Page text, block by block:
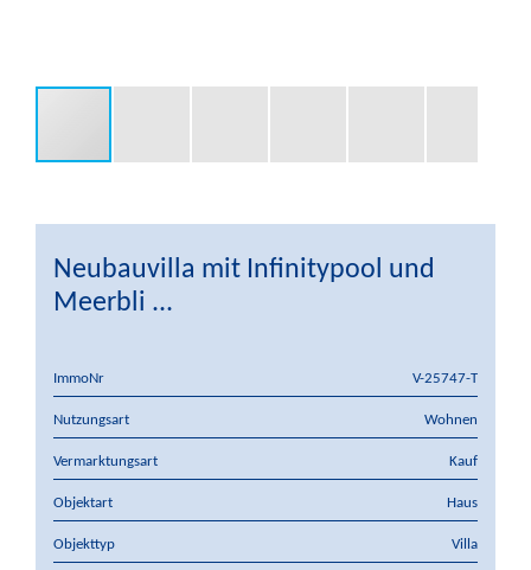
Neubauvilla mit Infinitypool und
Meerbli ...
ImmoNr V-25747-T
Nutzungsart Wohnen
Vermarktungsart Kauf
Objektart Haus
Objekttyp Villa